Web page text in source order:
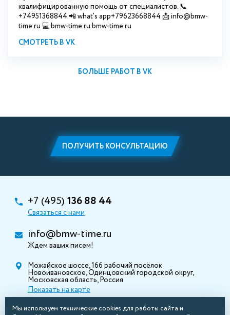
квалифицированную помощь от специалистов. 📞
+74951368844 📲 what's app+79623668844 📩 info@bmw-
time.ru 💻 bmw-time.ru bmw-time.ru
СМОТРЕТЬ В VK
БОЛЬШЕ РАБОТ В VK
ПОЛУЧИТЬ КОНСУЛЬТАЦИЮ
+7 (495) 136 88 44
Связаться с нами
info@bmw-time.ru
Ждем ваших писем!
Можайское шоссе, 166 рабочий посёлок
Новоивановское, Одинцовский городской округ,
Московская область, Россия
Показать на карте
Мы используем технические cookies для работы сайта и